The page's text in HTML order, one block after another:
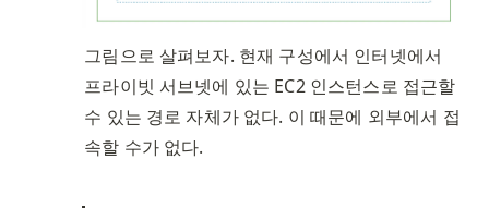
그림으로 살펴보자. 현재 구성에서 인터넷에서
프라이빗 서브넷에 있는 EC2 인스턴스로 접근할
수 있는 경로 자체가 없다. 이 때문에 외부에서 접
속할 수가 없다.